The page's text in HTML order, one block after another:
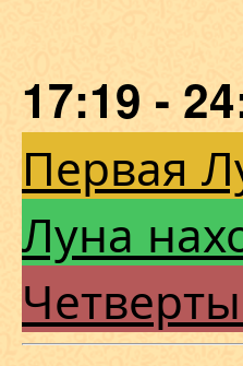
17:19 -
Первая
Луна